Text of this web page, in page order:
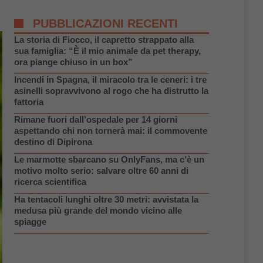
PUBBLICAZIONI RECENTI
La storia di Fiocco, il capretto strappato alla
sua famiglia: “È il mio animale da pet therapy,
ora piange chiuso in un box”
Incendi in Spagna, il miracolo tra le ceneri: i tre
asinelli sopravvivono al rogo che ha distrutto la
fattoria
Rimane fuori dall’ospedale per 14 giorni
aspettando chi non tornerà mai: il commovente
destino di Dipirona
Le marmotte sbarcano su OnlyFans, ma c’è un
motivo molto serio: salvare oltre 60 anni di
ricerca scientifica
Ha tentacoli lunghi oltre 30 metri: avvistata la
medusa più grande del mondo vicino alle
spiagge